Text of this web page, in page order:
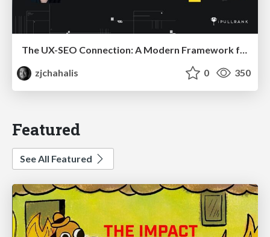
The UX-SEO Connection: A Modern Framework for Conversion Auditing
zjchahalis
0 350
Featured
See All Featured